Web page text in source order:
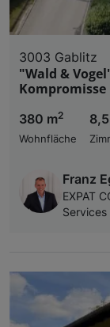
3003 Gablitz
"Wald &
Kompromisse
380 m2
Wohnfläche
8,5
Franz
EXPAT
Services